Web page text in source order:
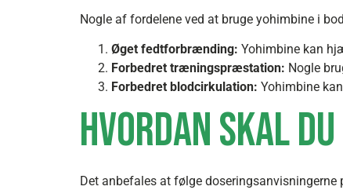
Nogle af fordelene ved at bruge yohimbine i
Øget fedtforbrænding: Yohimbine kan
Forbedret træningspræstation: Nogle
Forbedret blodcirkulation: Yohimbine
Hvordan skal du
Det anbefales at følge